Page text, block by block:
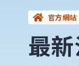
官方網站
最